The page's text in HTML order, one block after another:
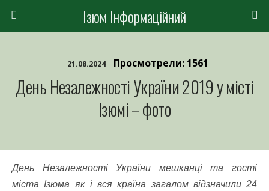
Ізюм Інформаційний
21.08.2024 Просмотрели: 1561
День Незалежності України 2019 у місті
Ізюмі – фото
День Незалежності України мешканці та гості
міста Ізюма як і вся країна загалом відзначили 24